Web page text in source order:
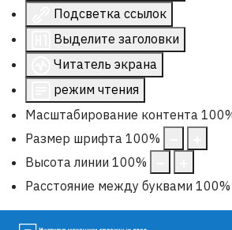
Подсветка ссылок
Выделите заголовки
Читатель экрана
режим чтения
Масштабирование контента 100
Размер шрифта 100%
Высота линии 100%
Расстояние между буквами 100%